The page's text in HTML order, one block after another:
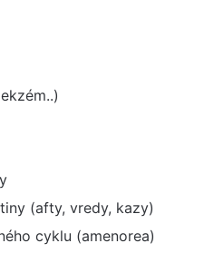
(afty, vredy, kazy)
cyklu (amenorea)